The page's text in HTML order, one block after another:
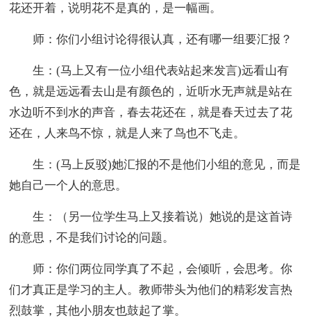
花还开着，说明花不是真的，是一幅画。
师：你们小组讨论得很认真，还有哪一组要汇报？
生：(马上又有一位小组代表站起来发言)远看山有
色，就是远远看去山是有颜色的，近听水无声就是站在
水边听不到水的声音，春去花还在，就是春天过去了花
还在，人来鸟不惊，就是人来了鸟也不飞走。
生：(马上反驳)她汇报的不是他们小组的意见，而是
她自己一个人的意思。
生：（另一位学生马上又接着说）她说的是这首诗
的意思，不是我们讨论的问题。
师：你们两位同学真了不起，会倾听，会思考。你
们才真正是学习的主人。教师带头为他们的精彩发言热
烈鼓掌，其他小朋友也鼓起了掌。